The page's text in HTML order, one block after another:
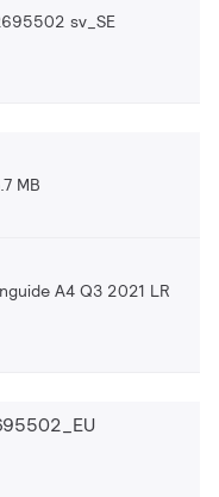
sv_SE
MB
A4 Q3 2021 LR